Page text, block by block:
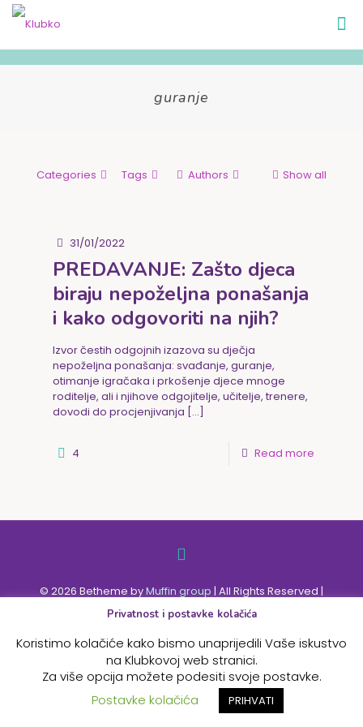
guranje
Categories Tags Authors Show all
31/01/2022
PREDAVANJE: Zašto djeca
biraju nepoželjna ponašanja
i kako odgovoriti na njih?
Izvor čestih odgojnih izazova su dječja
nepoželjna ponašanja: svađanje, guranje,
otimanje igračaka i prkošenje djece mnoge
roditelje, ali i njihove odgojitelje, učitelje, trenere,
dovodi do procjenjivanja […]
4 Read more
© 2026 Betheme byMuffin group | All Rights Reserved |
Powered by
WordPress
Privatnost i postavke kolačića
Koristimo kolačiće kako bismo unaprijedili Vaše iskustvo
na Klubkovoj web stranici.
Za više opcija možete podesiti svoje postavke.
Postavke kolačića
PRIHVATI